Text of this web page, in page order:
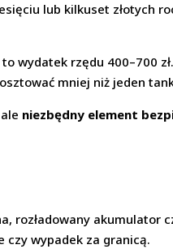
lub kilkuset złotych
wydatek rzędu 400–700
mniej niż jeden
niezbędny element
rozładowany akumulator
czy wypadek za granicą.